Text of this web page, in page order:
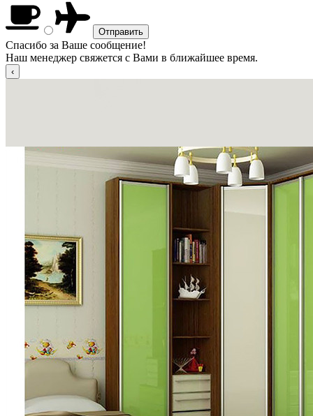
Спасибо за Ваше сообщение!
Наш менеджер свяжется с Вами в ближайшее время.